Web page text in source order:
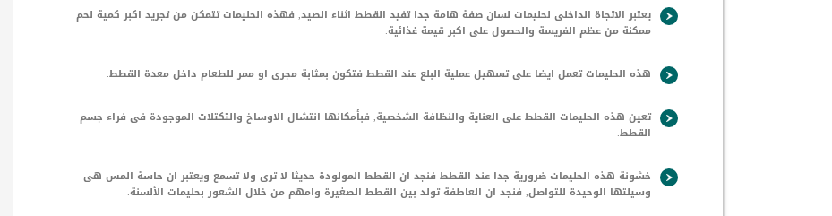
يعتبر الاتجاة الداخلى لحليمات لسان صفة هامة جدا تفيد القطط اثناء الصيد, فهذه الحليمات تتمكن من تجريد اكبر كمية لحم
ممكنة من عظم الفريسة والحصول على اكبر قيمة غذائية.
هذه الحليمات تعمل ايضا على تسهيل عملية البلع عند القطط فتكون بمثابة مجرى او ممر للطعام داخل معدة القطط.
تعين هذه الحليمات القطط على العناية والنظافة الشخصية, فبأمكانها انتشال الاوساخ والتكتلات الموجودة فى فراء جسم
القطط.
خشونة هذه الحليمات ضرورية جدا عند القطط فنجد ان القطط المولودة حديثا لا ترى ولا تسمع ويعتبر ان حاسة المس هى
وسيلتها الوحيدة للتواصل, فنجد ان العاطفة تولد بين القطط الصغيرة وامهم من خلال الشعور بحليمات الألسنة.